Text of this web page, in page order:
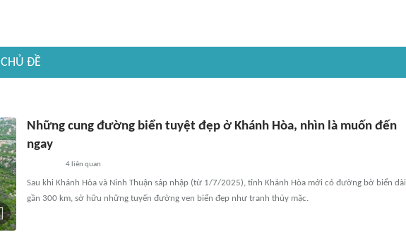
CHỦ ĐỀ
Những cung đường biển tuyệt đẹp ở Khánh Hòa, nhìn là muốn đến
ngay
4liên quan
Sau khi Khánh Hòa và Ninh Thuận sáp nhập (từ 1/7/2025), tỉnh Khánh Hòa mới có đường bờ biển dài
gần 300 km, sở hữu những tuyến đường ven biển đẹp như tranh thủy mặc.